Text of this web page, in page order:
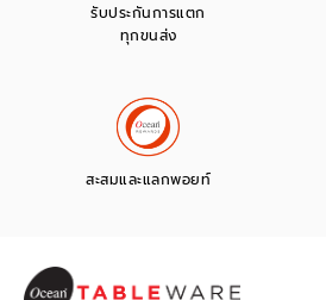
รับประกันการแตก
ทุกขนส่ง
สะสมและแลกพอยท์